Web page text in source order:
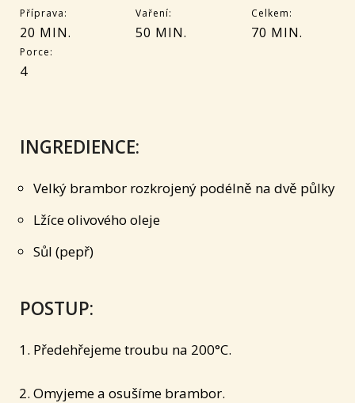
Příprava:
20 MIN.
Vaření:
50 MIN.
Celkem:
70 MIN.
Porce:
4
INGREDIENCE:
Velký brambor rozkrojený podélně na dvě půlky
Lžíce olivového oleje
Sůl (pepř)
POSTUP:
Předehřejeme troubu na 200°C.
Omyjeme a osušíme brambor.